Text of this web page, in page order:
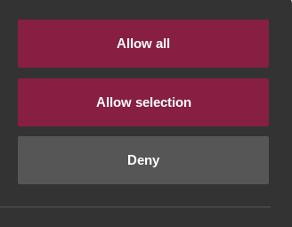
Allow all
Allow selection
Deny